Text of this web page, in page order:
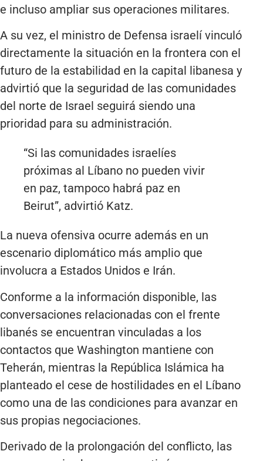
e incluso ampliar sus operaciones militares.
A su vez, el ministro de Defensa israelí vinculó
directamente la situación en la frontera con el
futuro de la estabilidad en la capital libanesa y
advirtió que la seguridad de las comunidades
del norte de Israel seguirá siendo una
prioridad para su administración.
“Si las comunidades israelíes
próximas al Líbano no pueden vivir
en paz, tampoco habrá paz en
Beirut”, advirtió Katz.
La nueva ofensiva ocurre además en un
escenario diplomático más amplio que
involucra a Estados Unidos e Irán.
Conforme a la información disponible, las
conversaciones relacionadas con el frente
libanés se encuentran vinculadas a los
contactos que Washington mantiene con
Teherán, mientras la República Islámica ha
planteado el cese de hostilidades en el Líbano
como una de las condiciones para avanzar en
sus propias negociaciones.
Derivado de la prolongación del conflicto, las